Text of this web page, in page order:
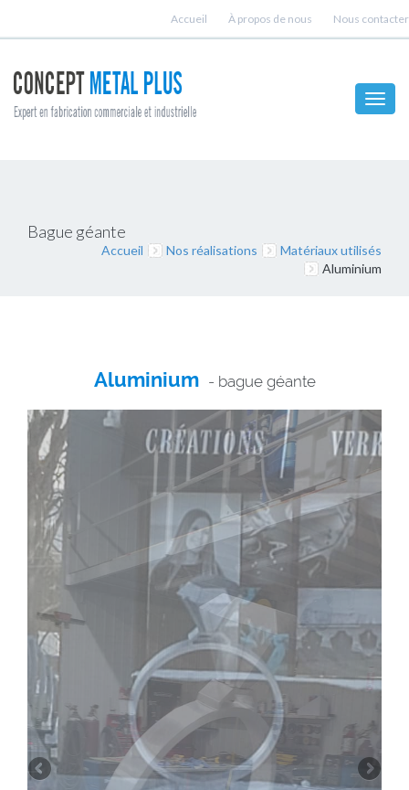
Accueil À propos de nous Nous contacter
Bague géante
Accueil Nos réalisations
Matériaux utilisés
Aluminium
Aluminium - bague géante